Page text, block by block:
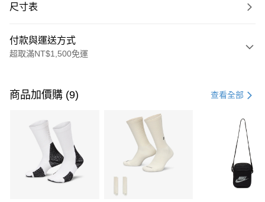
尺寸表
付款與運送方式
超取滿NT$1,500免運
信用卡一次付款
3 期 0 利率 每期 21家銀行
合作金庫商業銀行
第一商業銀行
華南商業銀行
彰化商業銀行
上海商業儲蓄銀行
Apple Pay
商品加價購 (9) 查看全部